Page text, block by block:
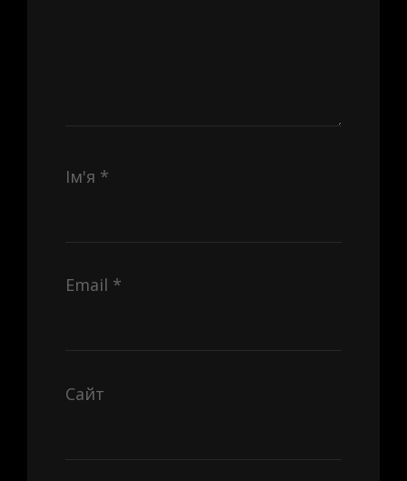
Ім'я *
Email *
Сайт